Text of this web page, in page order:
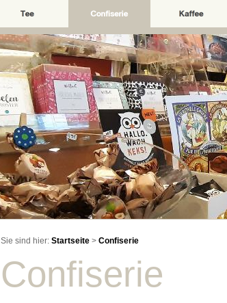
Sie sind hier: Startseite > Confiserie
Confiserie